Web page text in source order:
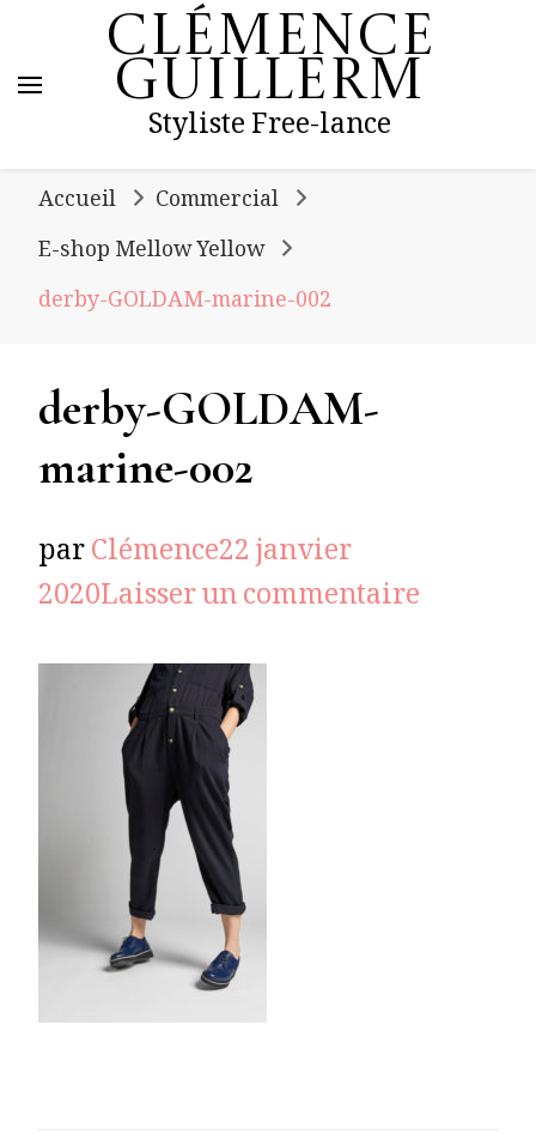
Clémence
Guillerm
Styliste Free-lance
Accueil
Commercial
E-shop Mellow Yellow
derby-GOLDAM-marine-002
derby-GOLDAM-
marine-002
parClémence22 janvier
2020Laisser un commentaire